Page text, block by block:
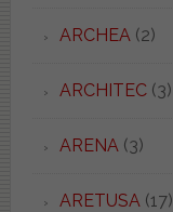
ARCHEA(2)
ARCHITEC(3)
ARENA(3)
ARETUSA(17)